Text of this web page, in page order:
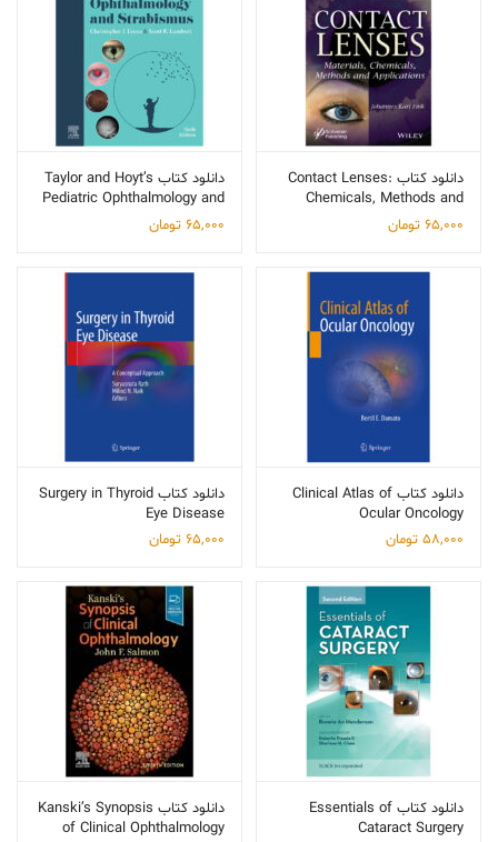
دانلود کتاب Contact Lenses:
Chemicals, Methods and
Applications
65,000 تومان
دانلود کتاب Taylor and Hoyt’s
Pediatric Ophthalmology and
Strabismus
65,000 تومان
دانلود کتاب Clinical Atlas of
Ocular Oncology
58,000 تومان
دانلود کتاب Surgery in Thyroid
Eye Disease
65,000 تومان
دانلود کتاب Essentials of
Cataract Surgery
دانلود کتاب Kanski’s Synopsis
of Clinical Ophthalmology